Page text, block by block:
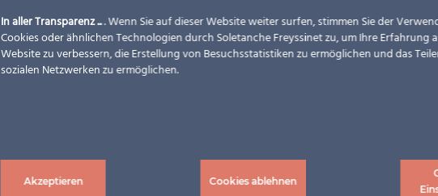
In aller Transparenz .... Wenn Sie auf dieser Website weiter surfen, stimmen Sie der
Cookies oder ähnlichen Technologien durch Soletanche Freyssinet zu, um Ihre Erfahrung
Website zu verbessern, die Erstellung von Besuchsstatistiken zu ermöglichen und das
sozialen Netzwerken zu ermöglichen.
Akzeptieren Cookies ablehnen